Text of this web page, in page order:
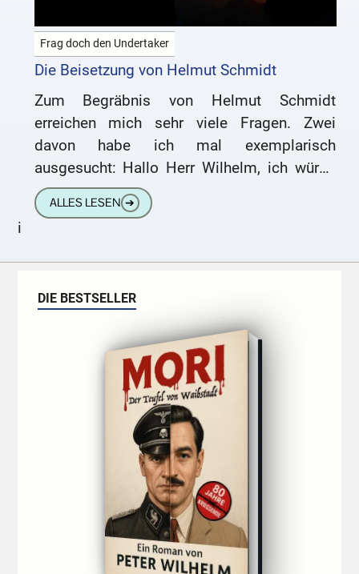
Frag doch den Undertaker
Die Beisetzung von Helmut Schmidt
Zum Begräbnis von Helmut Schmidt
erreichen mich sehr viele Fragen. Zwei
davon habe ich mal exemplarisch
ausgesucht: Hallo Herr Wilhelm, ich würde
gern einmal wissen, wie herum ein Sarg
steht,
ALLES LESEN ➔
i
DIE BESTSELLER